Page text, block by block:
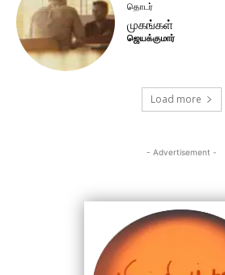
தொடர்
முகங்கள்
ஜெயக்குமார்
Load more
- Advertisement -